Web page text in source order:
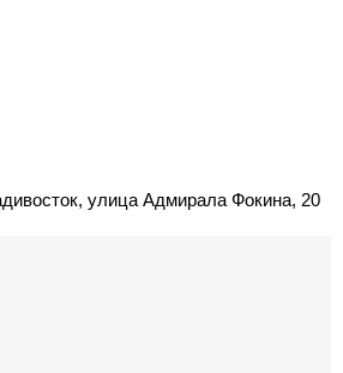
улица Адмирала Фокина, 20